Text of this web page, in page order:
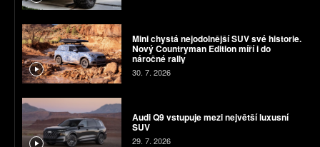
Mini chystá nejodolnější SUV své historie.
Nový Countryman Edition míří i do
náročné rally
30. 7. 2026
Audi Q9 vstupuje mezi největší luxusní
SUV
29. 7. 2026